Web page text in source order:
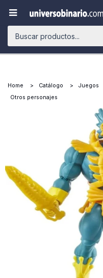

Home Catálogo Juegos
Otros personajes